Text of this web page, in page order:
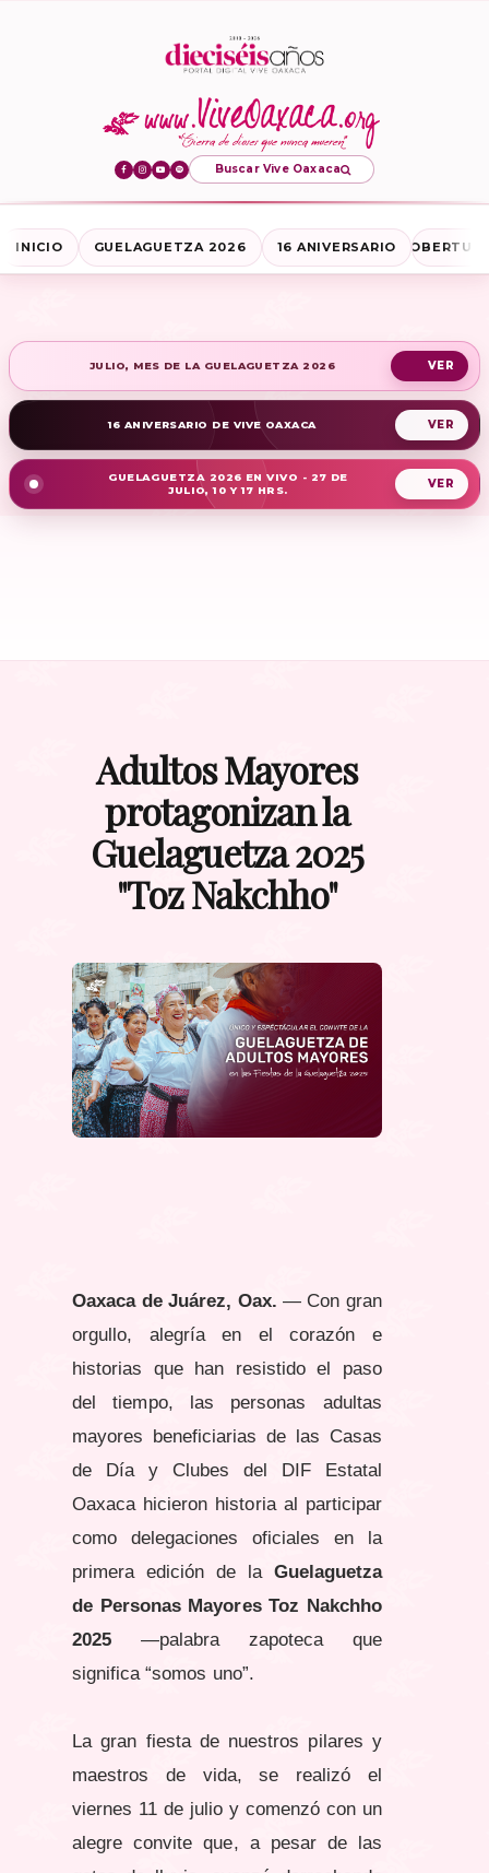
Buscar Vive Oaxaca
INICIO GUELAGUETZA 2026 16 ANIVERSARIO
JULIO, MES DE LA GUELAGUETZA 2026
16 ANIVERSARIO DE VIVE OAXACA
GUELAGUETZA 2026 EN VIVO - 27 DE
JULIO, 10 Y 17 HRS.
Adultos Mayores
protagonizan la
Guelaguetza 2025
"Toz Nakchho"
Oaxaca de Juárez, Oax. — Con gran
orgullo, alegría en el corazón e
historias que han resistido el paso
del tiempo, las personas adultas
mayores beneficiarias de las Casas
de Día y Clubes del DIF Estatal
Oaxaca hicieron historia al participar
como delegaciones oficiales en la
primera edición de la Guelaguetza
de Personas Mayores Toz Nakchho
2025 —palabra zapoteca que
significa “somos uno”.
La gran fiesta de nuestros pilares y
maestros de vida, se realizó el
viernes 11 de julio y comenzó con un
alegre convite que, a pesar de las